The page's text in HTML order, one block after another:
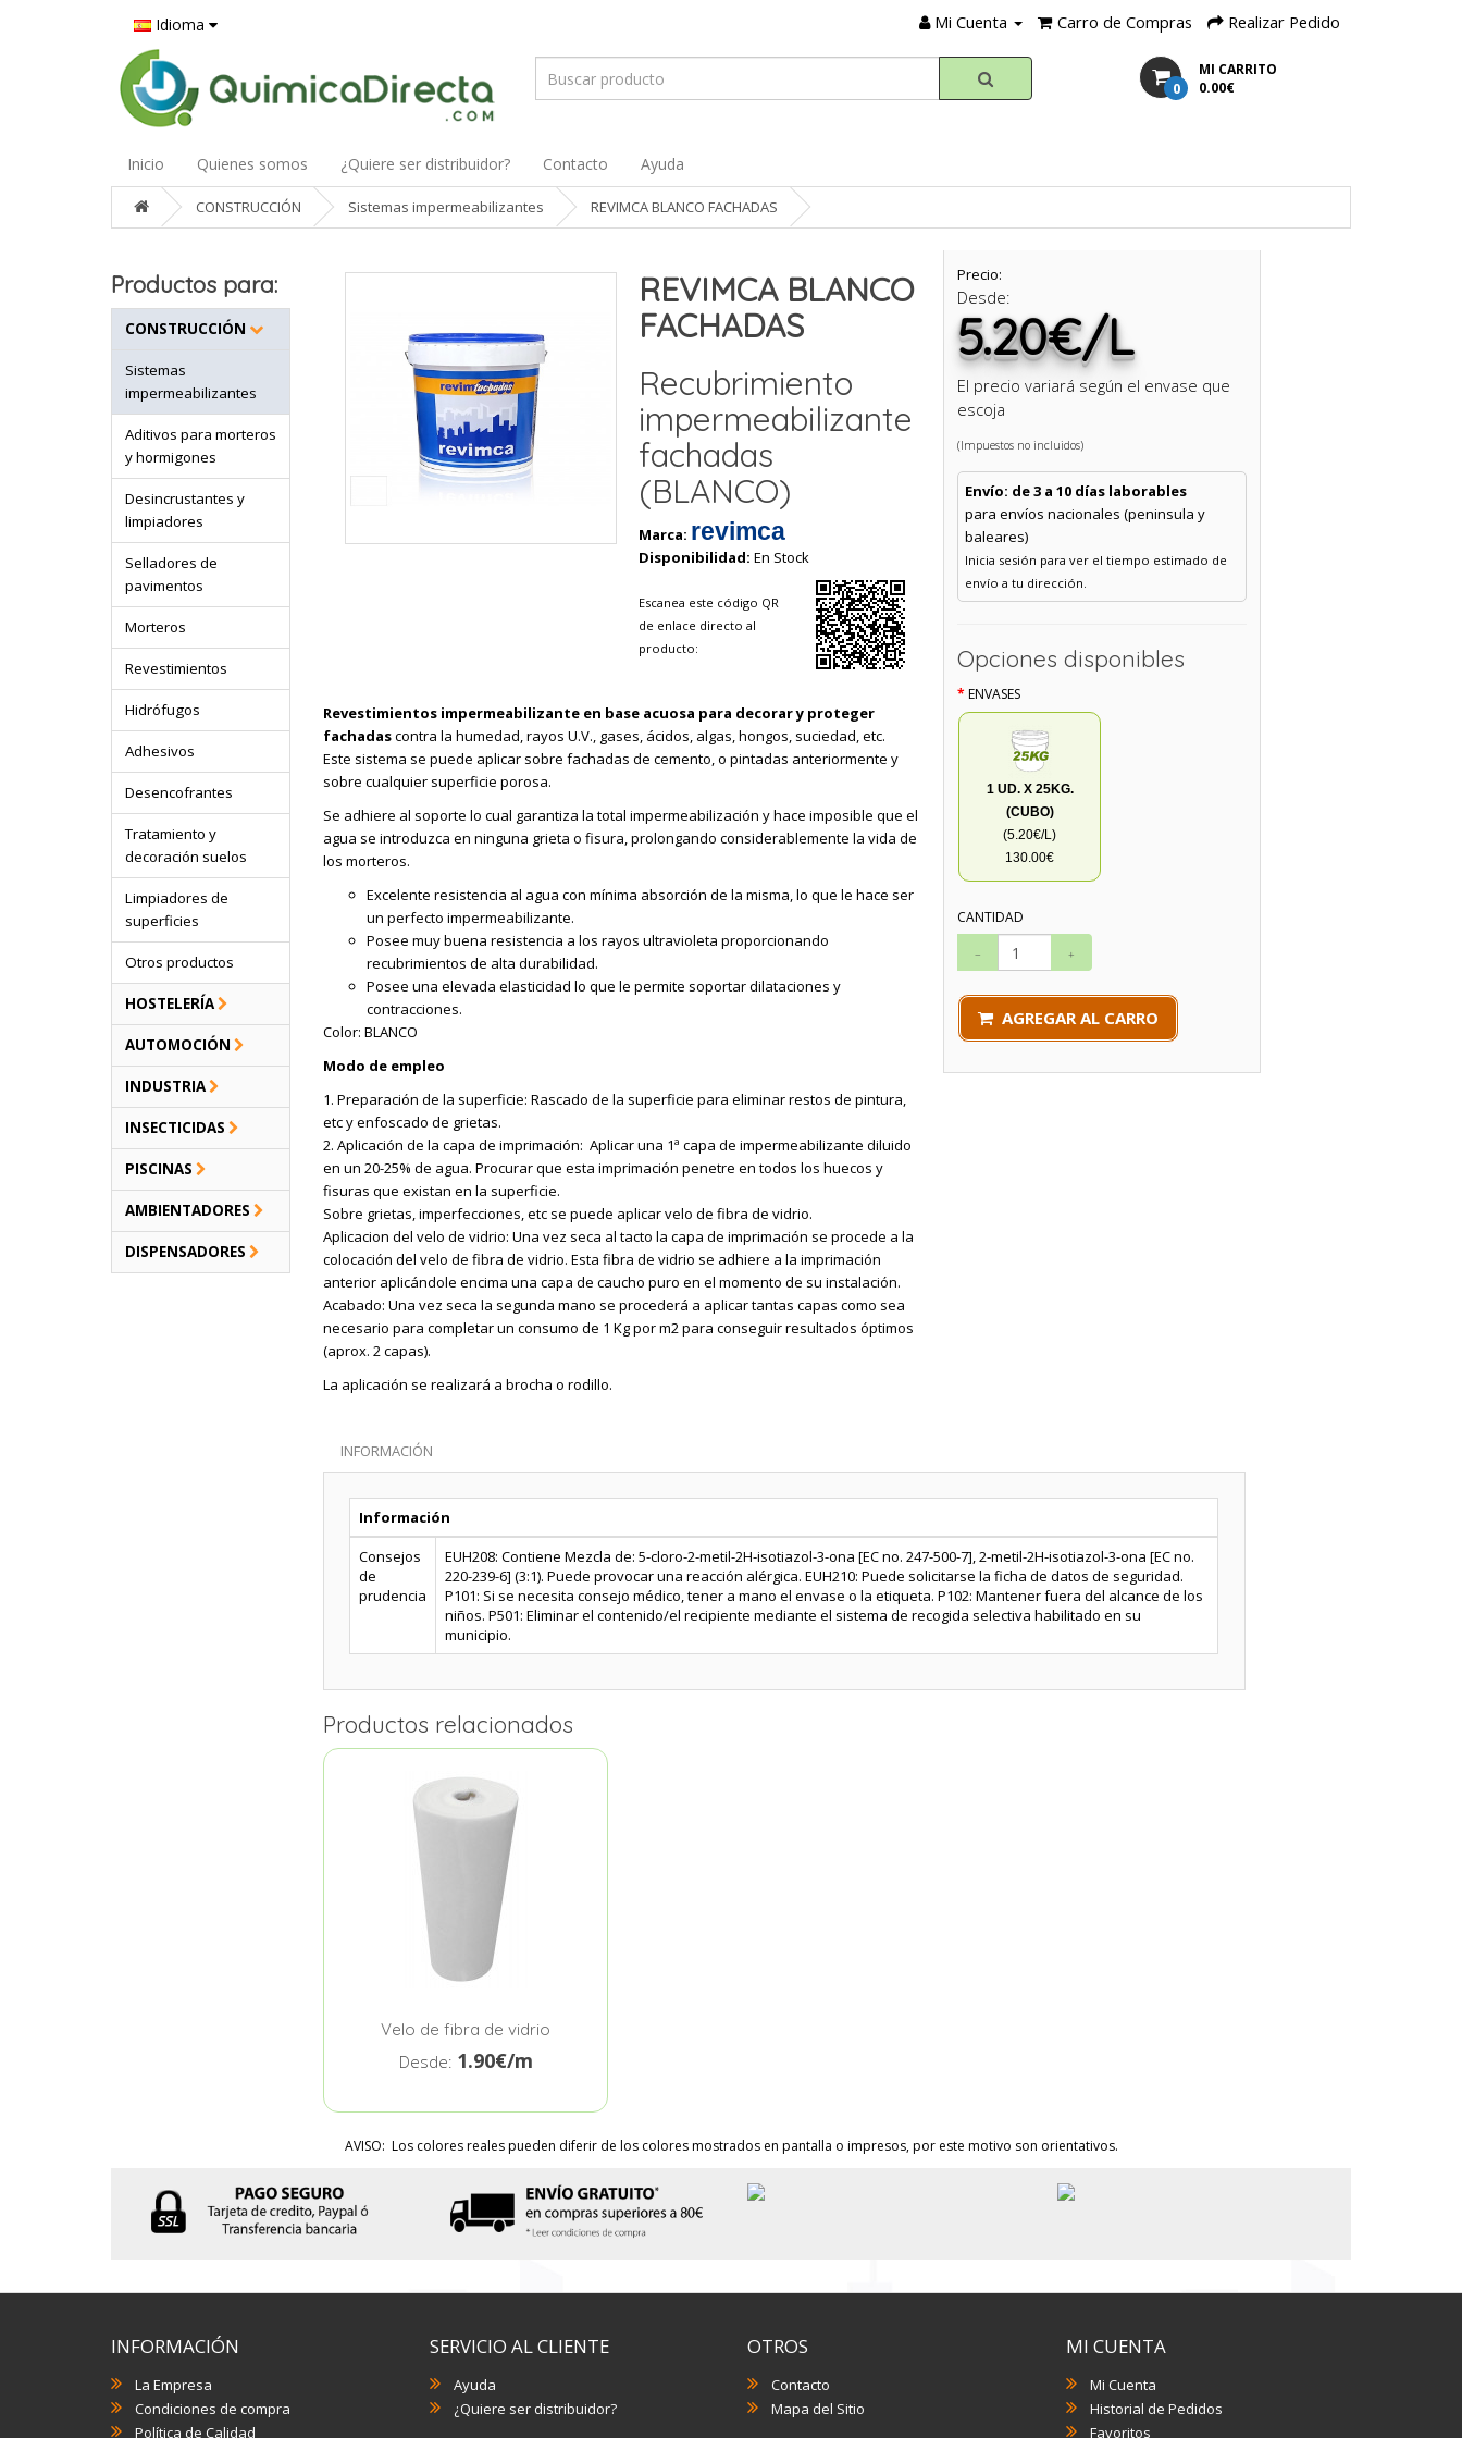
Idioma Mi Cuenta Carro de Compras Realizar Pedido
MI CARRITO
0 0.00€
Inicio Quienes somos ¿Quiere ser distribuidor? Contacto Ayuda
CONSTRUCCIÓN Sistemas impermeabilizantes REVIMCA BLANCO FACHADAS
Productos para:
CONSTRUCCIÓN
Sistemas
impermeabilizantes
Aditivos para morteros
y hormigones
Desincrustantes y
limpiadores
Selladores de
pavimentos
Morteros
Revestimientos
Hidrófugos
Adhesivos
Desencofrantes
Tratamiento y
decoración suelos
Limpiadores de
superficies
Otros productos
HOSTELERÍA
AUTOMOCIÓN
INDUSTRIA
INSECTICIDAS
PISCINAS
AMBIENTADORES
DISPENSADORES
REVIMCA BLANCO
FACHADAS
Recubrimiento
impermeabilizante
fachadas
(BLANCO)
Marca: revimca
Disponibilidad: En Stock
Escanea este código QR
de enlace directo al
producto:
Revestimientos impermeabilizante en base acuosa para decorar y proteger
fachadascontra la humedad, rayos U.V., gases, ácidos, algas, hongos, suciedad, etc.
Este sistema se puede aplicar sobre fachadas de cemento, o pintadas anteriormente y
sobre cualquier superficie porosa.
Se adhiere al soporte lo cual garantiza la total impermeabilización y hace imposible que el
agua se introduzca en ninguna grieta o fisura, prolongando considerablemente la vida de
los morteros.
Excelente resistencia al agua con mínima absorción de la misma, lo que le hace ser
un perfecto impermeabilizante.
Posee muy buena resistencia a los rayos ultravioleta proporcionando
recubrimientos de alta durabilidad.
Posee una elevada elasticidad lo que le permite soportar dilataciones y
contracciones.
Color: BLANCO
Modo de empleo
1. Preparación de la superficie: Rascado de la superficie para eliminar restos de pintura,
etc y enfoscado de grietas.
2. Aplicación de la capa de imprimación: Aplicar una 1ª capa de impermeabilizante diluido
en un 20-25% de agua. Procurar que esta imprimación penetre en todos los huecos y
fisuras que existan en la superficie.
Sobre grietas, imperfecciones, etc se puede aplicar velo de fibra de vidrio.
Aplicacion del velo de vidrio: Una vez seca al tacto la capa de imprimación se procede a la
colocación del velo de fibra de vidrio. Esta fibra de vidrio se adhiere a la imprimación
anterior aplicándole encima una capa de caucho puro en el momento de su instalación.
Acabado: Una vez seca la segunda mano se procederá a aplicar tantas capas como sea
necesario para completar un consumo de 1 Kg por m2 para conseguir resultados óptimos
(aprox. 2 capas).
La aplicación se realizará a brocha o rodillo.
Precio:
Desde:
5.20€/L
El precio variará según el envase que
escoja
(Impuestos no incluidos)
Envío: de 3 a 10 días laborables
para envíos nacionales (peninsula y
baleares)
Inicia sesión para ver el tiempo estimado de
envío a tu dirección.
Opciones disponibles
ENVASES
1 UD. X 25KG.
(CUBO)
(5.20€/L)
130.00€
CANTIDAD
AGREGAR AL CARRO
INFORMACIÓN
Información
Consejos
de
prudencia
EUH208: Contiene Mezcla de: 5-cloro-2-metil-2H-isotiazol-3-ona [EC no. 247-500-7], 2-metil-2H-isotiazol-3-ona [EC no.
220-239-6] (3:1). Puede provocar una reacción alérgica. EUH210: Puede solicitarse la ficha de datos de seguridad.
P101: Si se necesita consejo médico, tener a mano el envase o la etiqueta. P102: Mantener fuera del alcance de los
niños. P501: Eliminar el contenido/el recipiente mediante el sistema de recogida selectiva habilitado en su
municipio.
Productos relacionados
Velo de fibra de vidrio
Desde: 1.90€/m
AVISO: Los colores reales pueden diferir de los colores mostrados en pantalla o impresos, por este motivo son orientativos.
INFORMACIÓN
La Empresa
Condiciones de compra
Política de Calidad
SERVICIO AL CLIENTE
Ayuda
¿Quiere ser distribuidor?
OTROS
Contacto
Mapa del Sitio
MI CUENTA
Mi Cuenta
Historial de Pedidos
Favoritos